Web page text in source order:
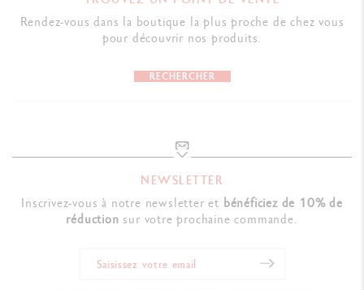
Rendez-vous dans la boutique la plus proche de chez vous
pour découvrir nos produits.
RECHERCHER
NEWSLETTER
Inscrivez-vous à notre newsletter et bénéficiez de 10% de
réduction sur votre prochaine commande.